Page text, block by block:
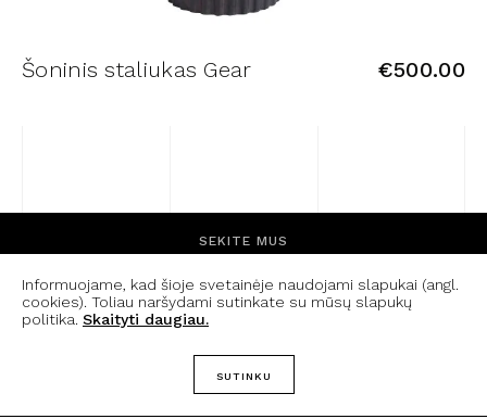
Šoninis staliukas Gear €500.00
Informuojame, kad šioje svetainėje naudojami slapukai (angl.
cookies). Toliau naršydami sutinkate su mūsų slapukų
politika. Skaityti daugiau.
SUTINKU
SEKITE MUS
FACEBOOK INSTAGRAM